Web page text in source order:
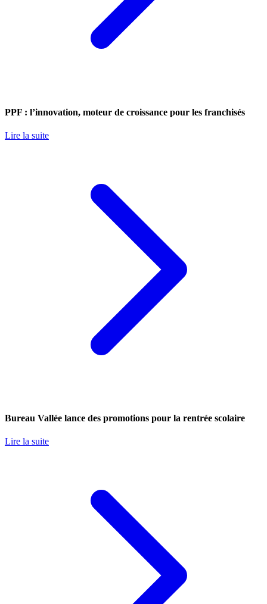
PPF : l’innovation, moteur de croissance pour les franchisés
Lire la suite
Bureau Vallée lance des promotions pour la rentrée scolaire
Lire la suite